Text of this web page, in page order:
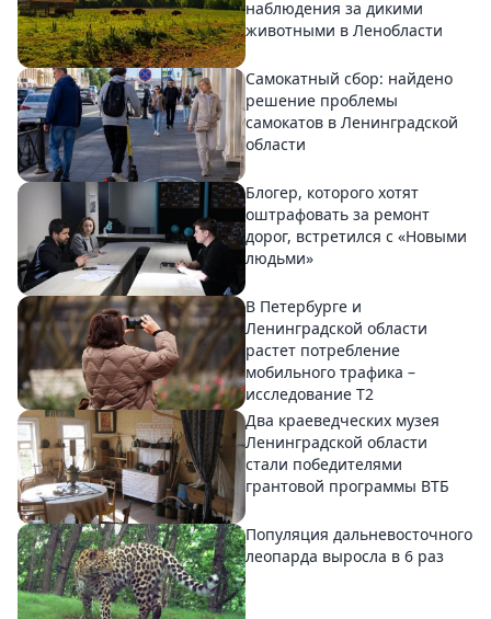
наблюдения за дикими
животными в Ленобласти
Самокатный сбор: найдено
решение проблемы
самокатов в Ленинградской
области
Блогер, которого хотят
оштрафовать за ремонт
дорог, встретился с «Новыми
людьми»
В Петербурге и
Ленинградской области
растет потребление
мобильного трафика –
исследование T2
Два краеведческих музея
Ленинградской области
стали победителями
грантовой программы ВТБ
Популяция дальневосточного
леопарда выросла в 6 раз